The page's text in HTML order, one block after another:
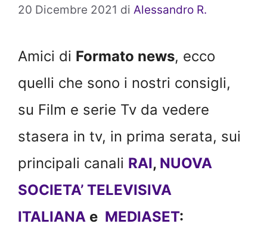
20 Dicembre 2021 di Alessandro R.
Amici di Formato news, ecco
quelli che sono i nostri consigli,
su Film e serie Tv da vedere
stasera in tv, in prima serata, sui
principali canali RAI, NUOVA
SOCIETA’ TELEVISIVA
ITALIANA e MEDIASET: